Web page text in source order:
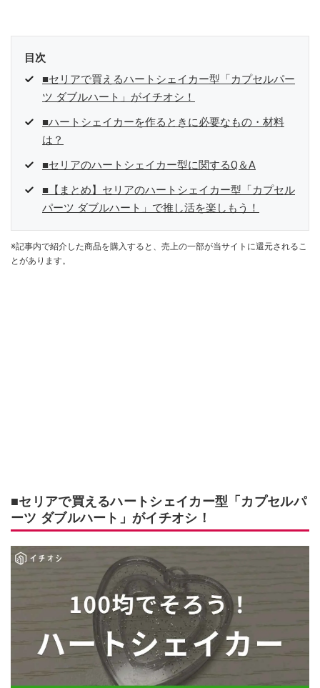
目次
■セリアで買えるハートシェイカー型「カプセルパー
ツ ダブルハート」がイチオシ！
■ハートシェイカーを作るときに必要なもの・材料
は？
■セリアのハートシェイカー型に関するQ＆A
■【まとめ】セリアのハートシェイカー型「カプセル
パーツ ダブルハート」で推し活を楽しもう！
※記事内で紹介した商品を購入すると、売上の一部が当サイトに還元されるこ
とがあります。
■セリアで買えるハートシェイカー型「カプセルパ
ーツ ダブルハート」がイチオシ！